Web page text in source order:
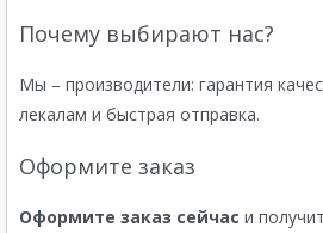
Почему выбирают нас?
Мы – производители: гарантия
лекалам и быстрая отправка.
Оформите заказ
Оформите заказ сейчас и